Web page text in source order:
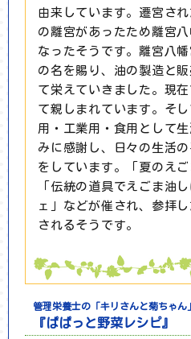
由来しています。遷宮さ
の離宮があったため離宮
なったそうです。離宮八
の名を賜り、油の製造と
て栄えていきました。現
て親しまれています。そ
用・工業用・食用として
みに感謝し、日々の生活
をしています。「夏のえ
「伝統の道具でえごま油
ェ」などが催され、参拝
されるそうです。
管理栄養士の「キリさんと菊ちゃん
『ぱぱっと野菜レシピ』